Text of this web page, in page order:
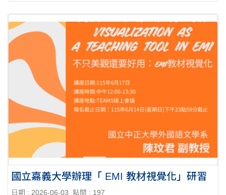
國立嘉義大學辦理「 EMI 教材視覺化」研習
日期 : 2026-06-03 點閱 : 197